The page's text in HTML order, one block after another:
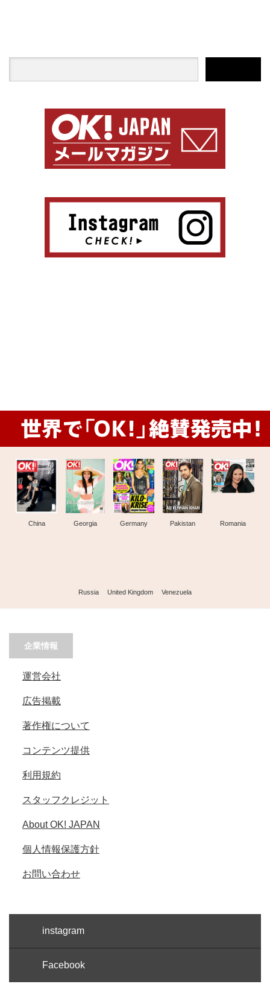
China Georgia Germany Pakistan Romania
Russia United Kingdom Venezuela
企業情報
運営会社
広告掲載
著作権について
コンテンツ提供
利用規約
スタッフクレジット
About OK! JAPAN
個人情報保護方針
お問い合わせ
instagram
Facebook